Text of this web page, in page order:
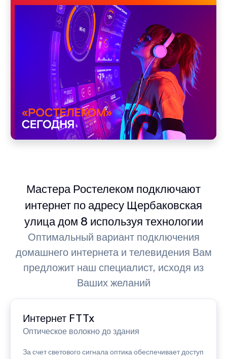
Мастера Ростелеком подключают
интернет по адресу Щербаковская
улица дом 8 используя технологии
Оптимальный вариант подключения
домашнего интернета и телевидения Вам
предложит наш специалист, исходя из
Ваших желаний
Интернет FTTx
Оптическое волокно до здания
За счет светового сигнала оптика обеспечивает доступ